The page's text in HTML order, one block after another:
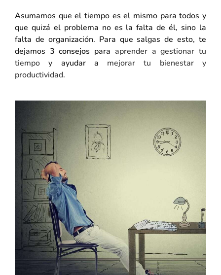
Asumamos que el tiempo es el mismo para todos y
que quizá el problema no es la falta de él, sino la
falta de organización. Para que salgas de esto, te
dejamos 3 consejos para aprender a gestionar tu
tiempo y ayudar a mejorar tu bienestar y
productividad.